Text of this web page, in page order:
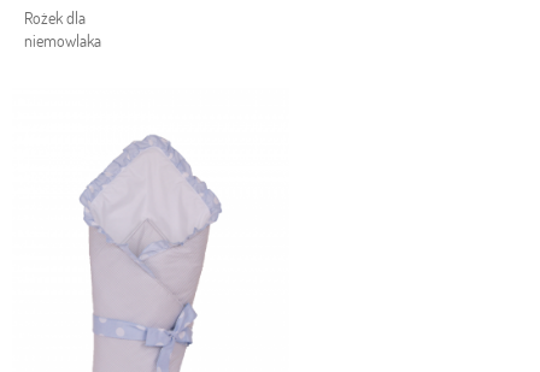
Rożek dla
niemowlaka